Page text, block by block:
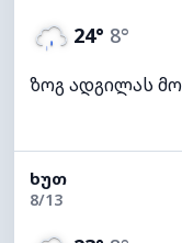
24° 8°
ზოგ ადგილას
ᲮᲣᲗ
8/13